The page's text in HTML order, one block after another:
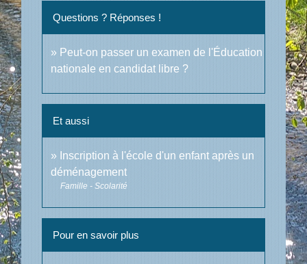
Questions ? Réponses !
Peut-on passer un examen de l'Éducation
nationale en candidat libre ?
Et aussi
Inscription à l'école d'un enfant après un
déménagement
Famille - Scolarité
Pour en savoir plus